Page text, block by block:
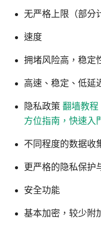
无严格上限（部分
速度
拥堵风险高，稳定
高速、稳定、低延
隐私政策 翻墙教程
方位指南，快速入
不同程度的数据收
更严格的隐私保护
安全功能
基本加密，较少附